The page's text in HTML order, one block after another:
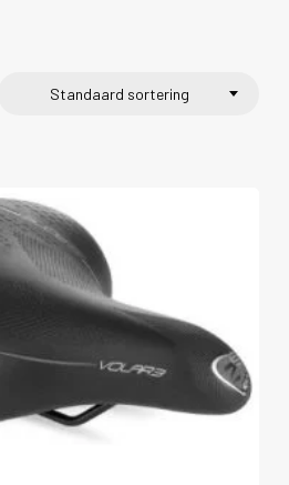
Standaard sortering